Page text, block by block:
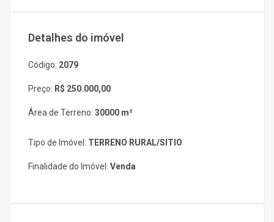
Detalhes do imóvel
Código: 2079
Preço: R$ 250.000,00
Área de Terreno: 30000 m²
Tipo de Imóvel: TERRENO RURAL/SITIO
Finalidade do Imóvel: Venda